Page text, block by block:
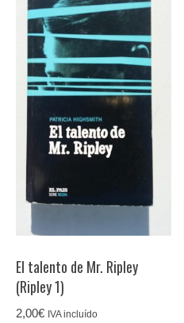
El talento de Mr. Ripley
(Ripley 1)
2,00€ IVA incluído